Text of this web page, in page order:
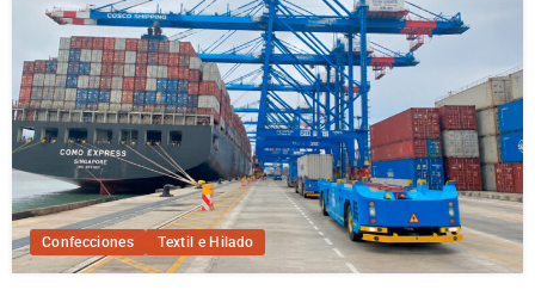
Confecciones Textil e Hilado